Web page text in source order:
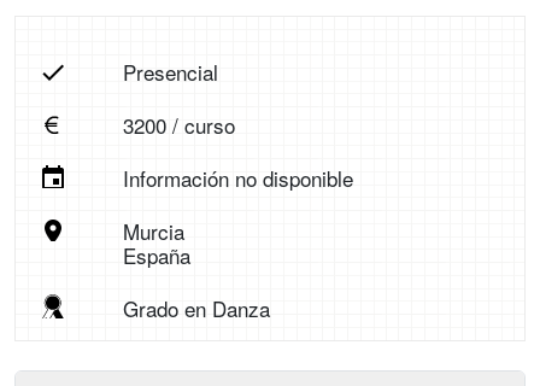
Presencial
3200 / curso
Información no disponible
Murcia
España
Grado en Danza